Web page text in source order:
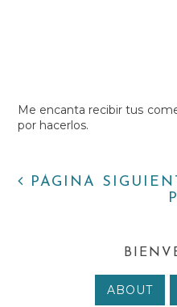
Me encanta recibir tus
por hacerlos.
PÁGINA
ABOUT